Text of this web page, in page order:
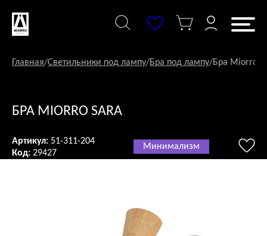
содержанию
Главная/Светильники под лампу/Бра под лампу/Бра Miorro
БРА MIORRO SARA
Артикул: 51-311-204
Код: 29427
Минимализм